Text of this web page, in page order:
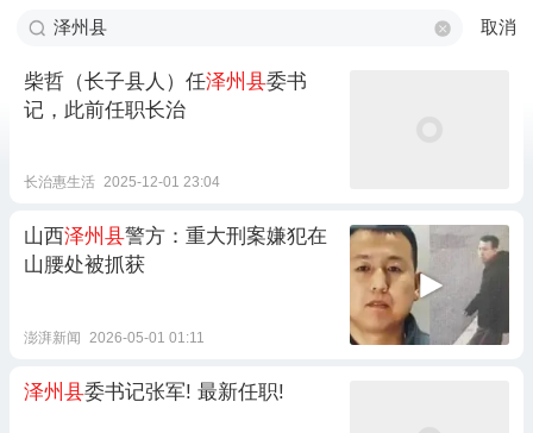
取消
柴哲（长子县人）任泽州县委书
记，此前任职长治
长治惠生活 2025-12-01 23:04
山西泽州县警方：重大刑案嫌犯在
山腰处被抓获
澎湃新闻 2026-05-01 01:11
泽州县委书记张军! 最新任职!